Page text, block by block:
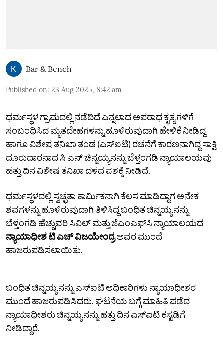
Bar & Bench
Published on: 23 Aug 2025, 8:42 am
ಧರ್ಮಸ್ಥಳ ಗ್ರಾಮದಲ್ಲಿ ನಡೆದಿದೆ ಎನ್ನಲಾದ ಅಪರಾಧ ಕೃತ್ಯಗಳಿಗೆ
ಸಂಬಂಧಿಸಿದ ಮೃತದೇಹಗಳನ್ನು ಹೂಳಿರುವುದಾಗಿ ಹೇಳಿಕೆ ನೀಡಿದ್ದ
ಹಾಗೂ ವಿಶೇಷ ತನಿಖಾ ತಂಡ (ಎಸ್‌ಐಟಿ) ರಚನೆಗೆ ಕಾರಣನಾಗಿದ್ದ ಸಾಕ್ಷಿ
ದೂರುದಾರನಾದ ಸಿ ಎನ್‌ ಚಿನ್ನಯ್ಯನನ್ನು ಬೆಳ್ತಂಗಡಿ ನ್ಯಾಯಾಲಯವು
ಹತ್ತು ದಿನ ವಿಶೇಷ ತನಿಖಾ ದಳದ ವಶಕ್ಕೆ ನೀಡಿದೆ.
ಧರ್ಮಸ್ಥಳದಲ್ಲಿ ಸ್ವಚ್ಛತಾ ಕಾರ್ಮಿಕನಾಗಿ ಕೆಲಸ ಮಾಡಿದ್ದಾಗ ಅನೇಕ
ಶವಗಳನ್ನು ಹೂಳಿರುವುದಾಗಿ ತಿಳಿಸಿದ್ದ ಬಂಧಿತ ಚಿನ್ನಯ್ಯನನ್ನು
ಬೆಳ್ತಂಗಡಿ ಹೆಚ್ಚುವರಿ ಸಿವಿಲ್‌ ಮತ್ತು ಜೆಎಂಎಫ್‌ಸಿ ನ್ಯಾಯಾಲಯದ
ನ್ಯಾಯಾಧೀಶ ಟಿ ಎಚ್‌ ವಿಜಯೇಂದ್ರಅವರ ಮುಂದೆ
ಹಾಜರುಪಡಿಸಲಾಯಿತು.
ಬಂಧಿತ ಚಿನ್ನಯ್ಯನನ್ನು ಎಸ್‌ಐಟಿ ಅಧಿಕಾರಿಗಳು ನ್ಯಾಯಾಧೀಶರ
ಮುಂದೆ ಹಾಜರುಪಡಿಸಿದರು. ಘಟನೆಯ ಬಗ್ಗೆ ಮಾಹಿತಿ ಪಡೆದ
ನ್ಯಾಯಾಧೀಶರು ಚಿನ್ನಯ್ಯನನ್ನು ಹತ್ತು ದಿನ ಎಸ್‌ಐಟಿ ಕಸ್ಟಡಿಗೆ
ನೀಡಿದ್ದಾರೆ.